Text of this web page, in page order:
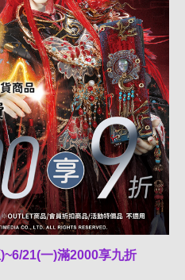
21(一)滿2000享九折